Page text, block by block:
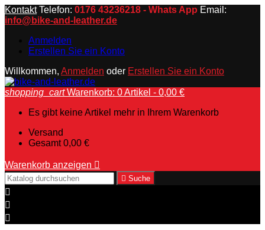
Kontakt Telefon: 0176 43236218 - Whats App Email:
info@bike-and-leather.de
Anmelden
Erstellen Sie ein Konto
Willkommen, Anmelden oder Erstellen Sie ein Konto
shopping_cart Warenkorb: 0Artikel - 0,00 €
Es gibt keine Artikel mehr in Ihrem Warenkorb
Versand
Gesamt 0,00 €
Warenkorb anzeigen 
 Suche


